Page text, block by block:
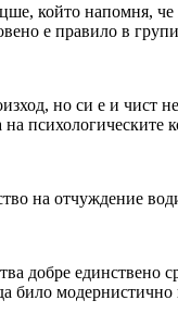
който напомня, че
е правило в
но си е и чист
на отчуждение
добре единствено
било модернистично